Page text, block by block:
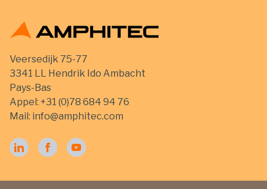
Veersedijk 75-77
3341 LL Hendrik Ido Ambacht
Pays-Bas
Appel: +31 (0)78 684 94 76
Mail: info@amphitec.com